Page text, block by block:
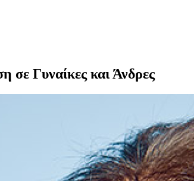
σε Γυναίκες και Άνδρες